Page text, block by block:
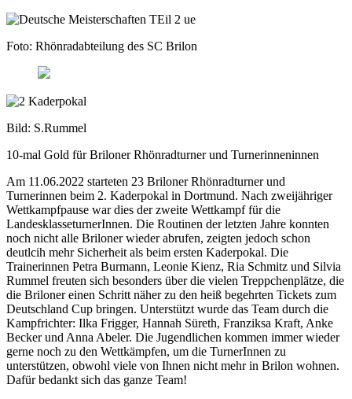
Foto: Rhönradabteilung des SC Brilon
Bild: S.Rummel
10-mal Gold für Briloner Rhönradturner und Turnerinneninnen
Am 11.06.2022 starteten 23 Briloner Rhönradturner und
Turnerinnen beim 2. Kaderpokal in Dortmund. Nach zweijähriger
Wettkampfpause war dies der zweite Wettkampf für die
LandesklasseturnerInnen. Die Routinen der letzten Jahre konnten
noch nicht alle Briloner wieder abrufen, zeigten jedoch schon
deutlcih mehr Sicherheit als beim ersten Kaderpokal. Die
Trainerinnen Petra Burmann, Leonie Kienz, Ria Schmitz und Silvia
Rummel freuten sich besonders über die vielen Treppchenplätze, die
die Briloner einen Schritt näher zu den heiß begehrten Tickets zum
Deutschland Cup bringen. Unterstützt wurde das Team durch die
Kampfrichter: Ilka Frigger, Hannah Süreth, Franziksa Kraft, Anke
Becker und Anna Abeler. Die Jugendlichen kommen immer wieder
gerne noch zu den Wettkämpfen, um die TurnerInnen zu
unterstützen, obwohl viele von Ihnen nicht mehr in Brilon wohnen.
Dafür bedankt sich das ganze Team!